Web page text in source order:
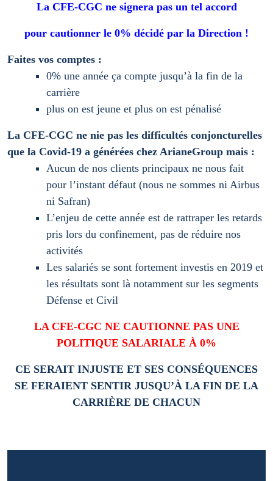
La CFE-CGC ne signera pas un tel accord
pour cautionner le 0% décidé par la Direction !
Faites vos comptes :
0% une année ça compte jusqu’à la fin de la
carrière
plus on est jeune et plus on est pénalisé
La CFE-CGC ne nie pas les difficultés conjoncturelles
que la Covid-19 a générées chez ArianeGroup mais :
Aucun de nos clients principaux ne nous fait
pour l’instant défaut (nous ne sommes ni Airbus
ni Safran)
L’enjeu de cette année est de rattraper les retards
pris lors du confinement, pas de réduire nos
activités
Les salariés se sont fortement investis en 2019 et
les résultats sont là notamment sur les segments
Défense et Civil
LA CFE-CGC NE CAUTIONNE PAS UNE
POLITIQUE SALARIALE À 0%
CE SERAIT INJUSTE ET SES CONSÉQUENCES
SE FERAIENT SENTIR JUSQU’À LA FIN DE LA
CARRIÈRE DE CHACUN